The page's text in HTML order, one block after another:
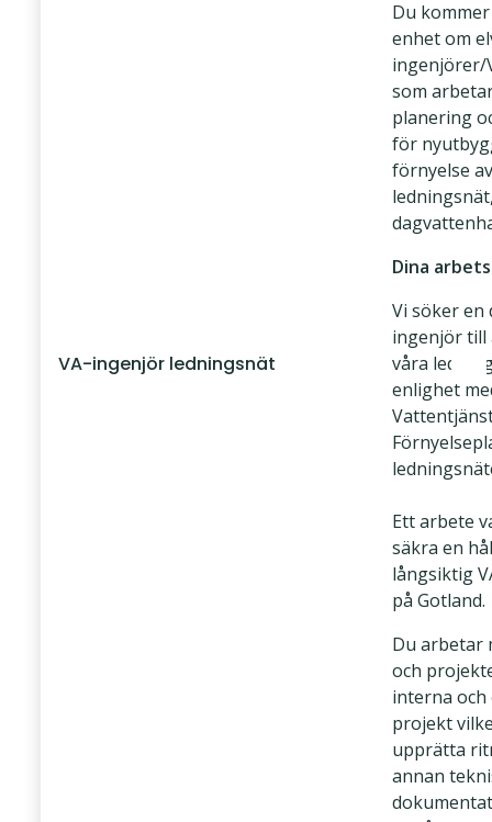
VA-ingenjör ledningsnät
Du
enhet om
ingenjörer/
som
planering
för
förnyelse
Dina
Vi söker en
ingenjör till
våra
enlighet
Ett arbete
säkra en
långsiktig
på Gotland.
Du arbetar
och
interna och
projekt
upprätta
annan